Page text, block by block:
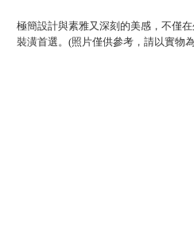
極簡設計與素雅又深刻的美感，不僅
裝潢首選。(照片僅供參考，請以實物